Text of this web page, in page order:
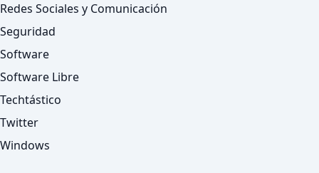
Redes Sociales y Comunicación
Seguridad
Software
Software Libre
Techtástico
Twitter
Windows